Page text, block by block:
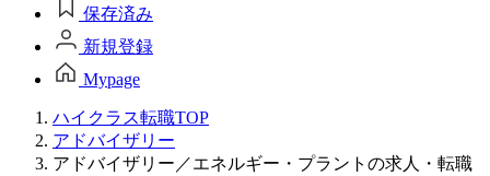
保存済み
新規登録
Mypage
ハイクラス転職TOP
アドバイザリー
アドバイザリー／エネルギー・プラントの求人・転職